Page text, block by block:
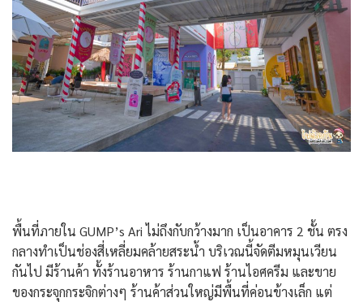
พื้นที่ภายใน GUMP’s Ari ไม่ถึงกับกว้างมาก เป็นอาคาร 2 ชั้น ตรง
กลางทำเป็นช่องสี่เหลี่ยมคล้ายสระน้ำ บริเวณนี้จัดตีมหมุนเวียน
กันไป มีร้านค้า ทั้งร้านอาหาร ร้านกาแฟ ร้านไอศครีม และขาย
ของกระจุกกระจิกต่างๆ ร้านค้าส่วนใหญ่มีพื้นที่ค่อนข้างเล็ก แต่